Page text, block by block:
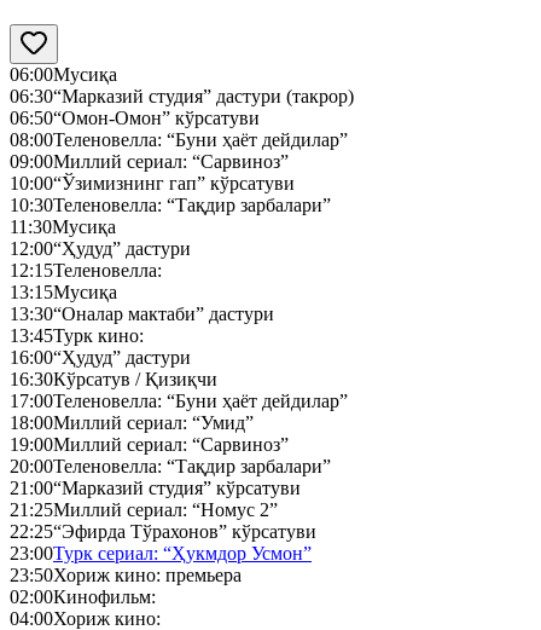
06:00Мусиқа
06:30“Марказий студия” дастури (такрор)
06:50“Омон-Омон” кўрсатуви
08:00Теленовелла: “Буни ҳаёт дейдилар”
09:00Миллий сериал: “Сарвиноз”
10:00“Ўзимизнинг гап” кўрсатуви
10:30Теленовелла: “Тақдир зарбалари”
11:30Мусиқа
12:00“Ҳудуд” дастури
12:15Теленовелла:
13:15Мусиқа
13:30“Оналар мактаби” дастури
13:45Турк кино:
16:00“Ҳудуд” дастури
16:30Кўрсатув / Қизиқчи
17:00Теленовелла: “Буни ҳаёт дейдилар”
18:00Миллий сериал: “Умид”
19:00Миллий сериал: “Сарвиноз”
20:00Теленовелла: “Тақдир зарбалари”
21:00“Марказий студия” кўрсатуви
21:25Миллий сериал: “Номус 2”
22:25“Эфирда Тўрахонов” кўрсатуви
23:00Турк сериал: “Ҳукмдор Усмон”
23:50Хориж кино: премьера
02:00Кинофильм:
04:00Хориж кино: